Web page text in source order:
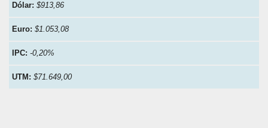
Dólar: $913,86
Euro: $1.053,08
IPC: -0,20%
UTM: $71.649,00